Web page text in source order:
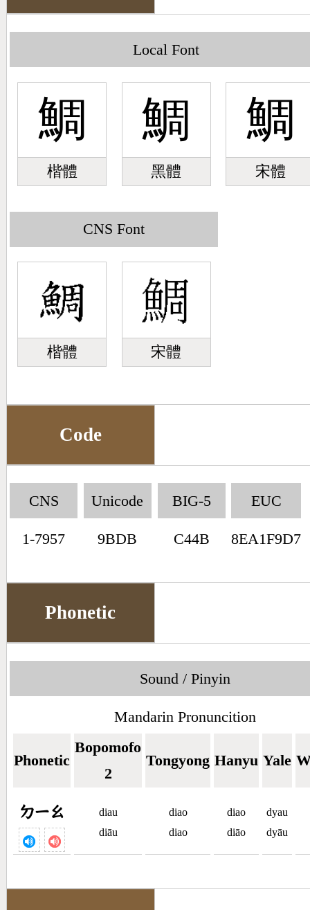
Pinyin Word Index
Local Font
鯛
楷體
鯛
黑體
鯛
宋體
CNS Font
楷體 宋體
Code
CNS
1-7957
Unicode
9BDB
BIG-5
C44B
EUC
8EA1F9D7
Phonetic
Sound / Pinyin
Mandarin Pronuncition
Phonetic
Bopomofo
2
Tongyong Hanyu Yale
ㄉㄧㄠ
diau
diāu
diao
diao
diao
diāo
dyau
dyāu